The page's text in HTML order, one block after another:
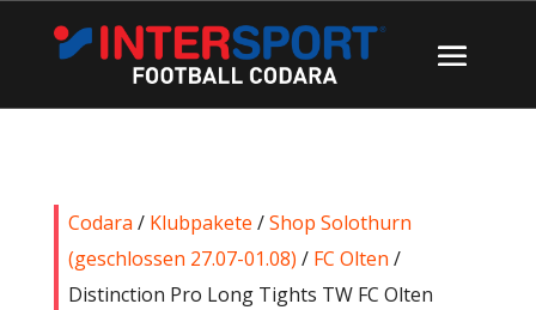
Codara / Klubpakete /Shop Solothurn
(geschlossen 27.07-01.08) / FC Olten /
Distinction Pro Long Tights TW FC Olten